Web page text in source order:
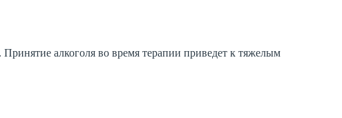
алкоголя во время терапии приведет к тяжелым